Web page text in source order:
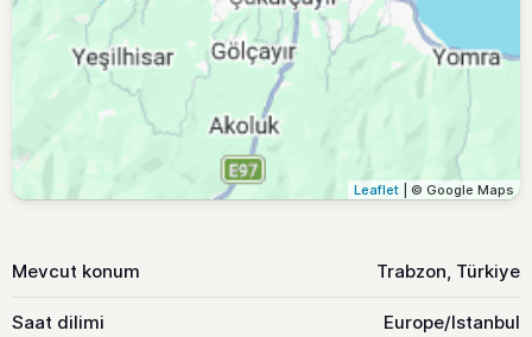
Leaflet | © Google Maps
Mevcut konum Trabzon, Türkiye
Saat dilimi Europe/Istanbul